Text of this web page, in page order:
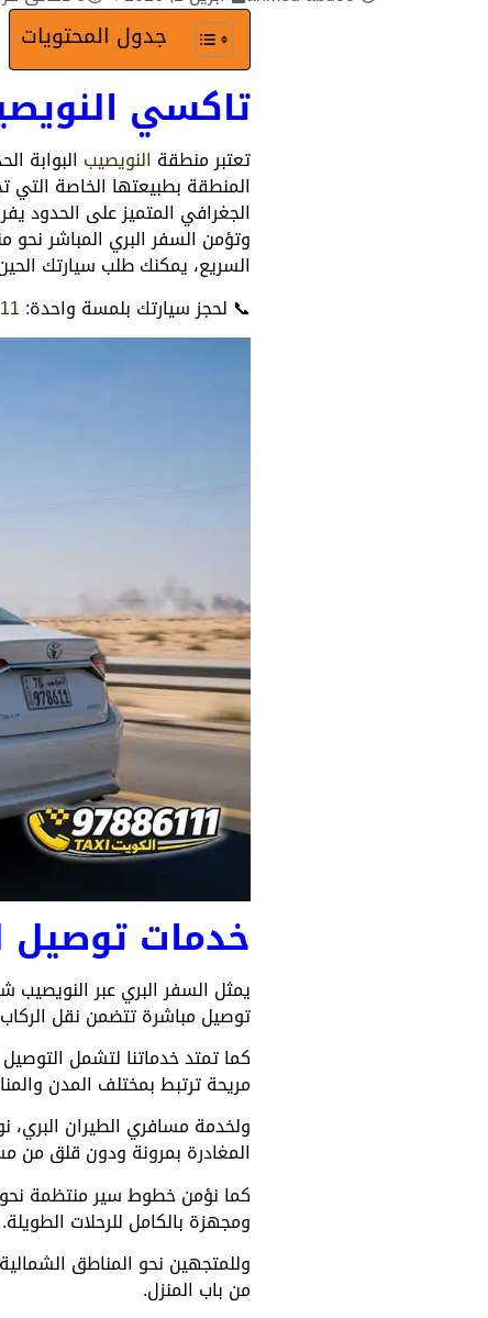
جدول المحتويات
تاكسي
تعتبر منطقة النويصيب البوابة
المنطقة بطبيعتها الخاصة التي
الجغرافي المتميز على الحدود
وتؤمن السفر البري المباشر
السريع، يمكنك طلب سيارتك
📞 لحجز سيارتك بلمسة واحدة:
خدمات توصيل
يمثل السفر البري عبر
توصيل مباشرة تتضمن نقل
كما تمتد خدماتنا لتشمل التوصيل
مريحة ترتبط بمختلف المدن
ولخدمة مسافري الطيران
المغادرة بمرونة ودون قلق من
كما نؤمن خطوط سير منتظمة
ومجهزة بالكامل للرحلات الطويلة.
وللمتجهين نحو المناطق
من باب المنزل.